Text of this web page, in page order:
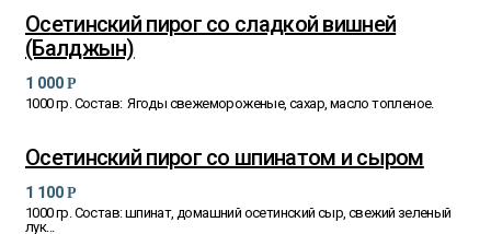
Осетинский пирог со сладкой вишней
(Балджын)
1 000 Р
1000 гр. Состав: Ягоды свежемороженые, сахар, масло топленое.
Осетинский пирог со шпинатом и сыром
1 100 Р
1000 гр. Состав: шпинат, домашний осетинский сыр, свежий зеленый
лук...